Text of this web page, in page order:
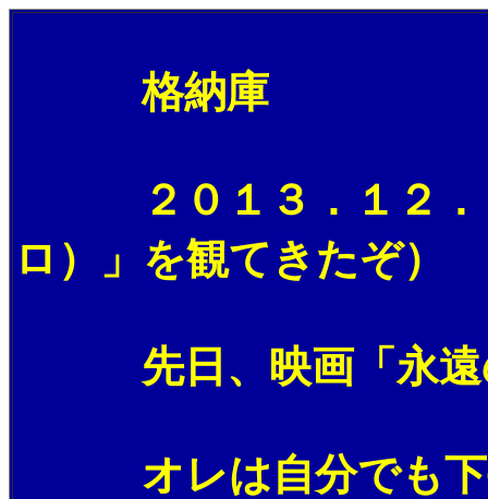
格納庫
２０１３．１２．２
ロ）」を観てきたぞ）
先日、映画「永遠の
オレは自分でも下